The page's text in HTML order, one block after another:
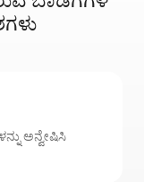
ಅನ್ವೇಷಿಸಿ